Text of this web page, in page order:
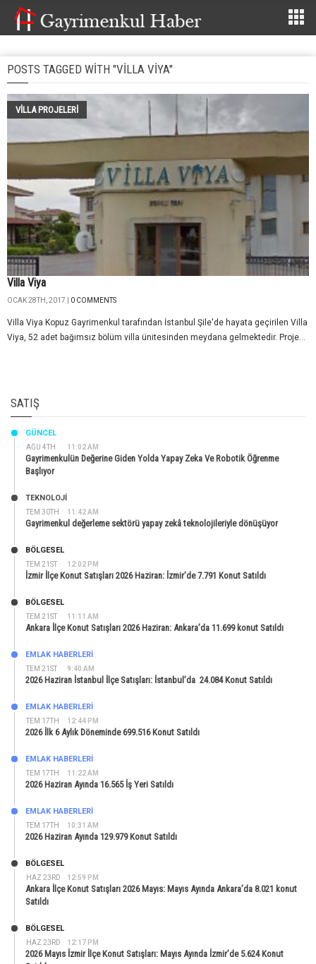
POSTS TAGGED WITH "VILLA VIYA"
VILLA PROJELERI
Villa Viya
OCAK 28TH, 2017 | 0 COMMENTS
Villa Viya Kopuz Gayrimenkul tarafından İstanbul Şile'de hayata geçirilen Villa
Viya, 52 adet bağımsız bölüm villa ünitesinden meydana gelmektedir. Proje...
SATIŞ
AĞU 4TH 11:02 AM
GÜNCEL
Gayrimenkulün Değerine Giden Yolda Yapay Zeka Ve Robotik Öğrenme
Başlıyor
TEM 30TH 11:42 AM
TEKNOLOJİ
Gayrimenkul değerleme sektörü yapay zekâ teknolojileriyle dönüşüyor
TEM 21ST 12:02 PM
BÖLGESEL
İzmir İlçe Konut Satışları 2026 Haziran: İzmir’de 7.791 Konut Satıldı
TEM 21ST 11:11 AM
BÖLGESEL
Ankara İlçe Konut Satışları 2026 Haziran: Ankara’da 11.699 konut Satıldı
TEM 21ST 9:40 AM
EMLAK HABERLERI
2026 Haziran İstanbul İlçe Satışları: İstanbul’da 24.084 Konut Satıldı
TEM 17TH 12:44 PM
EMLAK HABERLERI
2026 İlk 6 Aylık Döneminde 699.516 Konut Satıldı
TEM 17TH 11:22 AM
EMLAK HABERLERI
2026 Haziran Ayında 16.565 İş Yeri Satıldı
TEM 17TH 10:31 AM
EMLAK HABERLERI
2026 Haziran Ayında 129.979 Konut Satıldı
HAZ 23RD 12:59 PM
BÖLGESEL
Ankara İlçe Konut Satışları 2026 Mayıs: Mayıs Ayında Ankara’da 8.021 konut
Satıldı
HAZ 23RD 12:17 PM
BÖLGESEL
2026 Mayıs İzmir İlçe Konut Satışları: Mayıs Ayında İzmir’de 5.624 Konut